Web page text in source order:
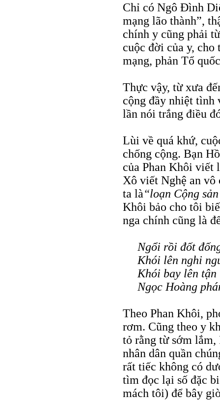
Chỉ có Ngô Đình
mạng lão thành”,
chính y cũng phải
cuộc đời của y,
mạng, phản Tổ
Thực vậy, từ xưa
cộng đầy nhiệt tình
lần nói trắng điều
Lùi về quá khứ,
chống cộng. Bạn
của Phan Khôi viết
Xô viết Nghệ an vô
ta là“loạn Cộng
Khôi bảo cho tôi
nga chính cũng là
Ngổi rồi đốt
Khói lên nghi
Khói bay lên tận
Ngọc Hoàng
Theo Phan Khôi,
rơm. Cũng theo y
tỏ rằng từ sớm
nhân dân quần
rất tiếc không có
tìm đọc lại số đặc
mách tôi) để bây